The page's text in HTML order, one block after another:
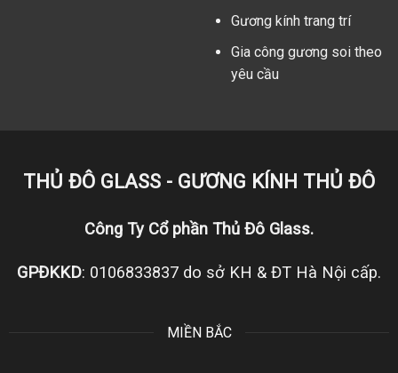
Gương kính trang trí
Gia công gương soi theo
yêu cầu
THỦ ĐÔ GLASS - GƯƠNG KÍNH THỦ ĐÔ
Công Ty Cổ phần Thủ Đô Glass.
GPĐKKD: 0106833837 do sở KH & ĐT Hà Nội cấp.
MIỀN BẮC